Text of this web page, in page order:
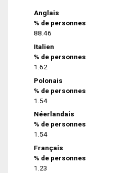
Anglais
% de personnes
88.46
Italien
% de personnes
1.62
Polonais
% de personnes
1.54
Néerlandais
% de personnes
1.54
Français
% de personnes
1.23